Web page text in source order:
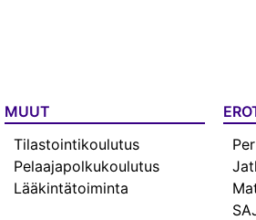
MUUT
Tilastointikoulutus
Pelaajapolkukoulutus
Lääkintätoiminta